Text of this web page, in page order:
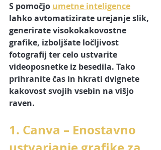
S pomočjo umetne inteligence
lahko avtomatizirate urejanje slik,
generirate visokokakovostne
grafike, izboljšate ločljivost
fotografij ter celo ustvarite
videoposnetke iz besedila. Tako
prihranite čas in hkrati dvignete
kakovost svojih vsebin na višjo
raven.
1. Canva – Enostavno